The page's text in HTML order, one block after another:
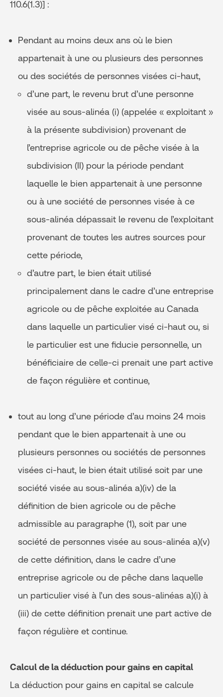
110.6(1.3)] :
Pendant au moins deux ans où le bien
appartenait à une ou plusieurs des personnes
ou des sociétés de personnes visées ci-haut,
d’une part, le revenu brut d’une personne
visée au sous-alinéa (i) (appelée « exploitant »
à la présente subdivision) provenant de
l’entreprise agricole ou de pêche visée à la
subdivision (II) pour la période pendant
laquelle le bien appartenait à une personne
ou à une société de personnes visée à ce
sous-alinéa dépassait le revenu de l’exploitant
provenant de toutes les autres sources pour
cette période,
d’autre part, le bien était utilisé
principalement dans le cadre d’une entreprise
agricole ou de pêche exploitée au Canada
dans laquelle un particulier visé ci-haut ou, si
le particulier est une fiducie personnelle, un
bénéficiaire de celle-ci prenait une part active
de façon régulière et continue,
tout au long d’une période d’au moins 24 mois
pendant que le bien appartenait à une ou
plusieurs personnes ou sociétés de personnes
visées ci-haut, le bien était utilisé soit par une
société visée au sous-alinéa a)(iv) de la
définition de bien agricole ou de pêche
admissible au paragraphe (1), soit par une
société de personnes visée au sous-alinéa a)(v)
de cette définition, dans le cadre d’une
entreprise agricole ou de pêche dans laquelle
un particulier visé à l’un des sous-alinéas a)(i) à
(iii) de cette définition prenait une part active de
façon régulière et continue.
Calcul de la déduction pour gains en capital
La déduction pour gains en capital se calcule